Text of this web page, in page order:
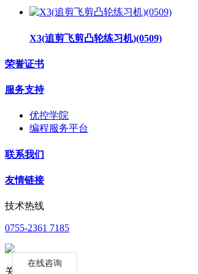
X3(追剪飞剪凸轮练习机)(0509)
荣誉证书
服务支持
优控学院
编程服务平台
联系我们
友情链接
技术热线
0755-2361 7185
关注公众号